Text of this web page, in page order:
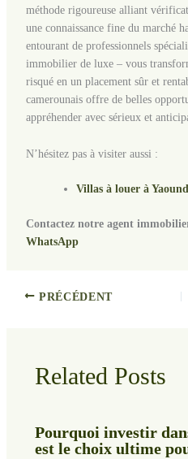
méthode rigoureuse alliant
une connaissance fine du marché
entourant de professionnels
immobilier de luxe – vous
risqué en un placement sûr et
camerounais offre de belles
appréhender avec sérieux et
N’hésitez pas à visiter aussi :
Villas à louer à
Contactez notre agent
WhatsApp
PRÉCÉDENT
Related Posts
Pourquoi investir
est le choix ultime